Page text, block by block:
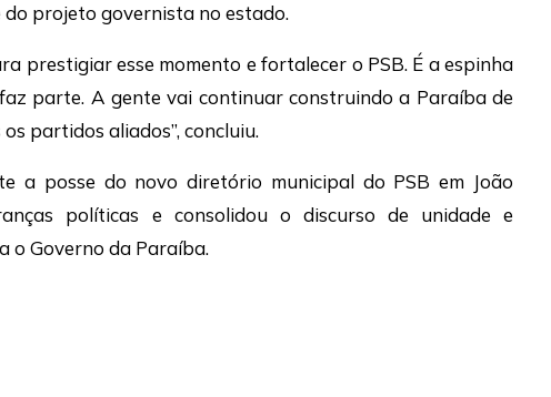
projeto governista no estado.
prestigiar esse momento e fortalecer o PSB. É a espinha
parte. A gente vai continuar construindo a Paraíba de
partidos aliados”, concluiu.
a posse do novo diretório municipal do PSB em João
políticas e consolidou o discurso de unidade e
o Governo da Paraíba.